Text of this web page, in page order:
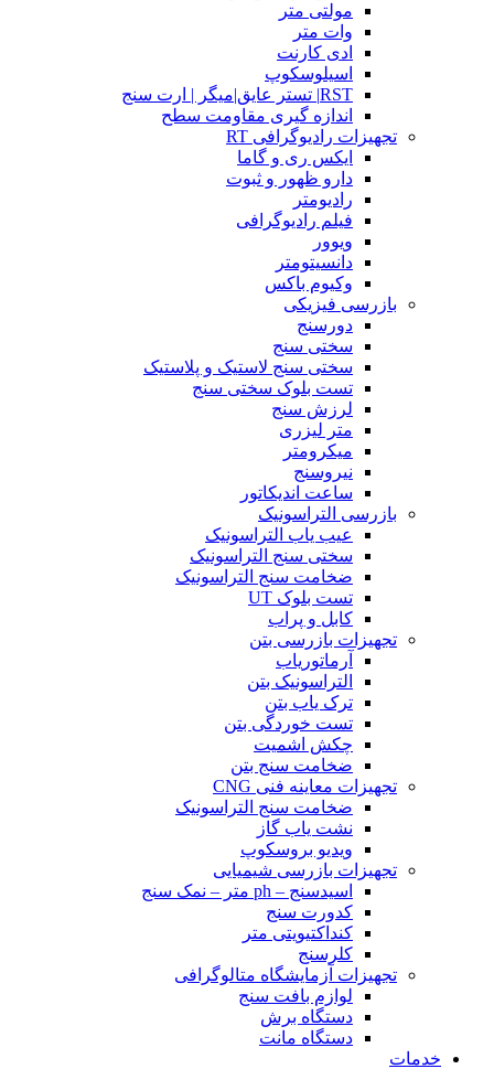
مولتی متر
وات متر
ادی کارنت
اسیلوسکوپ
RST| تستر عایق|میگر | ارت سنج
اندازه گیری مقاومت سطح
تجهیزات رادیوگرافی RT
ایکس ری و گاما
دارو ظهور و ثبوت
رادیومتر
فیلم رادیوگرافی
ویوور
دانسیتومتر
وکیوم باکس
بازرسی فیزیکی
دورسنج
سختی سنج
سختی سنج لاستیک و پلاستیک
تست بلوک سختی سنج
لرزش سنج
متر لیزری
میکرومتر
نیروسنج
ساعت اندیکاتور
بازرسی التراسونیک
عیب یاب التراسونیک
سختی سنج التراسونیک
ضخامت سنج التراسونیک
تست بلوک UT
کابل و پراب
تجهیزات بازرسی بتن
آرماتوریاب
التراسونیک بتن
ترک یاب بتن
تست خوردگی بتن
چکش اشمیت
ضخامت سنج بتن
تجهیزات معاینه فنی CNG
ضخامت سنج التراسونیک
نشت یاب گاز
ویدیو بروسکوپ
تجهیزات بازرسی شیمیایی
اسیدسنج – ph متر – نمک سنج
کدورت سنج
کنداکتیویتی متر
کلرسنج
تجهیزات آزمایشگاه متالوگرافی
لوازم بافت سنج
دستگاه برش
دستگاه مانت
خدمات